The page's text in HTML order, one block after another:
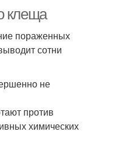
клеща
пораженных
сотни
не
против
химических